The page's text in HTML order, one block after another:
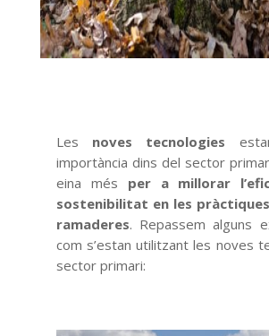
Les noves tecnologies
importància dins del sector
eina més per a millorar
sostenibilitat en les
ramaderes. Repassem alguns
com s’estan utilitzant les noves
sector primari: